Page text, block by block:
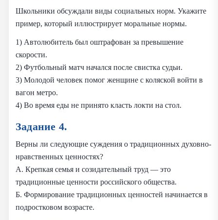
Школьники обсуждали виды социальных норм. Укажите
пример, который иллюстрирует моральные нормы.
1) Автолюбитель был оштрафован за превышение
скорости.
2) Футбольный матч начался после свистка судьи.
3) Молодой человек помог женщине с коляской войти в
вагон метро.
4) Во время еды не принято класть локти на стол.
Задание 4.
Верны ли следующие суждения о традиционных духовно-
нравственных ценностях?
А. Крепкая семья и созидательный труд — это
традиционные ценности российского общества.
Б. Формирование традиционных ценностей начинается в
подростковом возрасте.